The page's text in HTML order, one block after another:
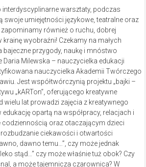
interdyscyplinarne warsztaty, podczas
swoje umiejętności językowe, teatralne oraz
zapominamy również o ruchu, dobrej
wyobraźni! Czekamy na małych
przygody, naukę i mnóstwo
Daria Milewska – nauczycielka edukacji
nauczycielka Akademii Twórczego
Jest współtwórczynią projektu „bajki –
„kARTon”, oferującego kreatywne
wielu lat prowadzi zajęcia z kreatywnego
edukację opartą na współpracy, relacjach i
codziennością oraz otaczającym dzieci
ciekawości i otwartości
dawno temu…”, czy może jednak
stąd…” czy może właśnie tuż obok? Czy
a może tajemnicza czarownica? W